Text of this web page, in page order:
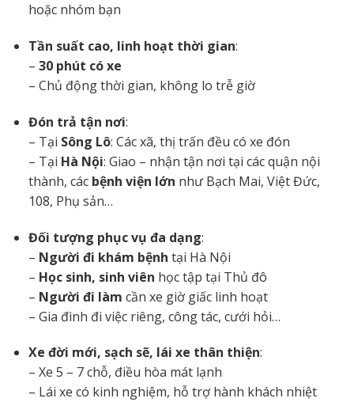
hoặc nhóm bạn
Tần suất cao, linh hoạt thời gian:
– 30 phút có xe
– Chủ động thời gian, không lo trễ giờ
Đón trả tận nơi:
– Tại Sông Lô: Các xã, thị trấn đều có xe đón
– Tại Hà Nội: Giao – nhận tận nơi tại các quận nội
thành, các bệnh viện lớn như Bạch Mai, Việt Đức,
108, Phụ sản…
Đối tượng phục vụ đa dạng:
– Người đi khám bệnh tại Hà Nội
– Học sinh, sinh viên học tập tại Thủ đô
– Người đi làm cần xe giờ giấc linh hoạt
– Gia đình đi việc riêng, công tác, cưới hỏi…
Xe đời mới, sạch sẽ, lái xe thân thiện:
– Xe 5 – 7 chỗ, điều hòa mát lạnh
– Lái xe có kinh nghiệm, hỗ trợ hành khách nhiệt